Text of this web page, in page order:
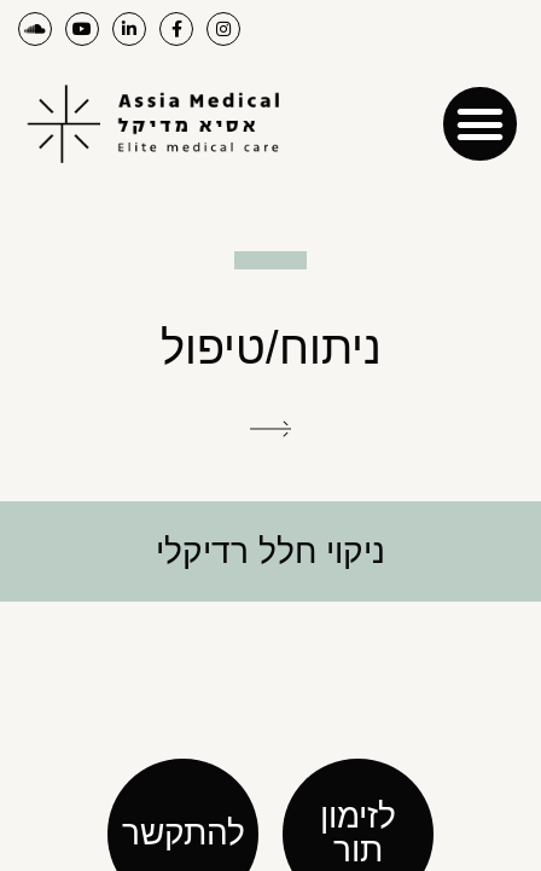
ניתוח/טיפול
ניקוי חלל רדיקלי
לזימון
תור
להתקשר